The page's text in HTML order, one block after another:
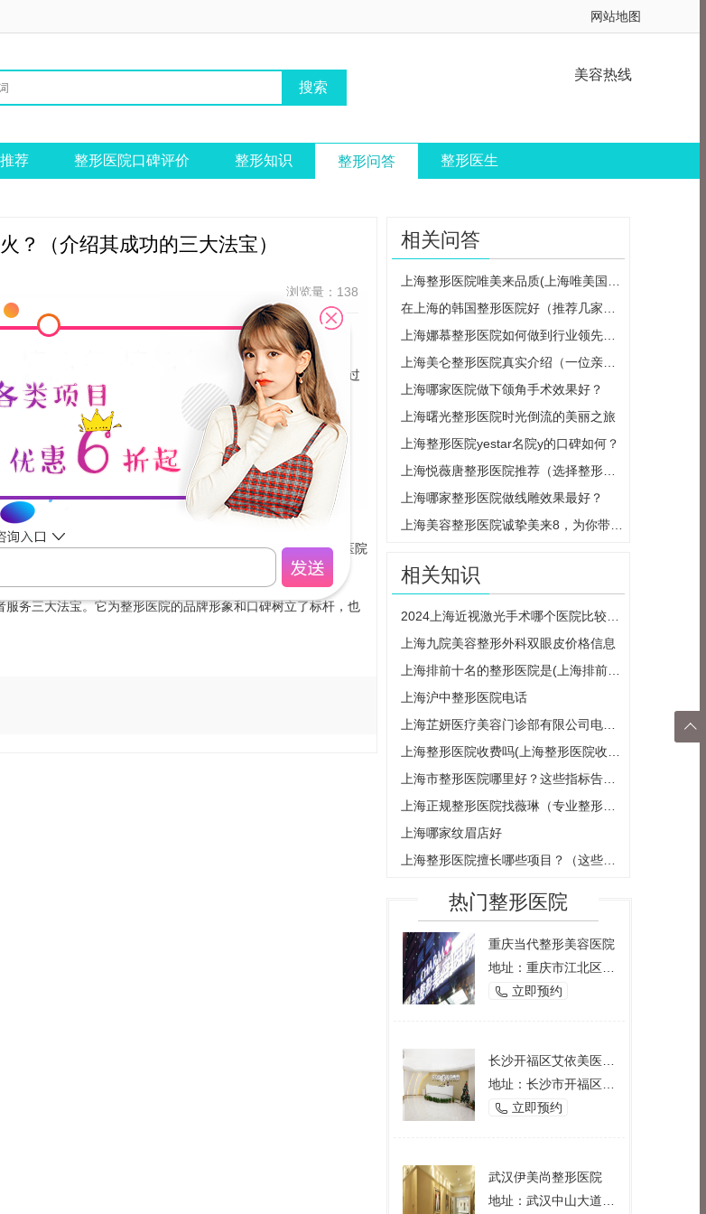
网站地图
美容热线
荐 整形医院口碑评价 整形知识 整形问答 整形医生
？（介绍其成功的三大法宝）
浏览量：138
成，他们都拥有博士、硕士学位，且在国内外知名医院接受过
性和效果。
，增加与患者的沟通和交流，提高品牌知名度和影响力。此
设了VIP专属通道，为患者提供更优质的服务体验。同时，医院
后的变化和困惑。
务三大法宝。它为整形医院的品牌形象和口碑树立了标杆，也
相关问答
上海哪家医院做下颌角手术效果好？
上海曙光整形医院时光倒流的美丽之旅
上海整形医院yestar名院y的口碑如何？
上海哪家整形医院做线雕效果最好？
相关知识
上海九院美容整形外科双眼皮价格信息
上海沪中整形医院电话
上海哪家纹眉店好
热门整形医院
重庆当代整形美容医院
 立即预约
 立即预约
武汉伊美尚整形医院
